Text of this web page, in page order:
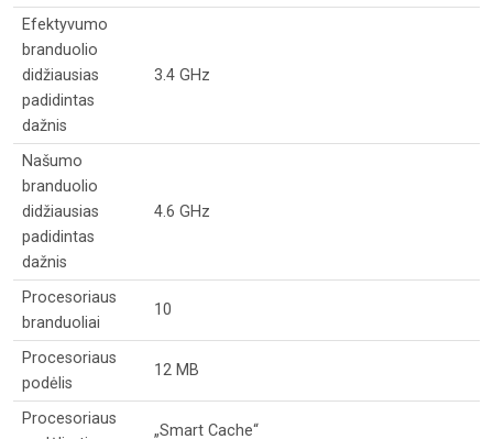
Efektyvumo
branduolio
didžiausias
padidintas
dažnis
3.4 GHz
Našumo
branduolio
didžiausias
padidintas
dažnis
4.6 GHz
Procesoriaus
branduoliai
10
Procesoriaus
podėlis
12 MB
Procesoriaus
„Smart Cache“